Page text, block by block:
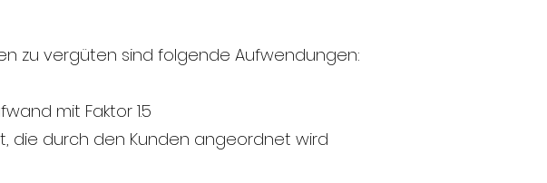
zu vergüten sind folgende Aufwendungen:
mit Faktor 1.5
die durch den Kunden angeordnet wird